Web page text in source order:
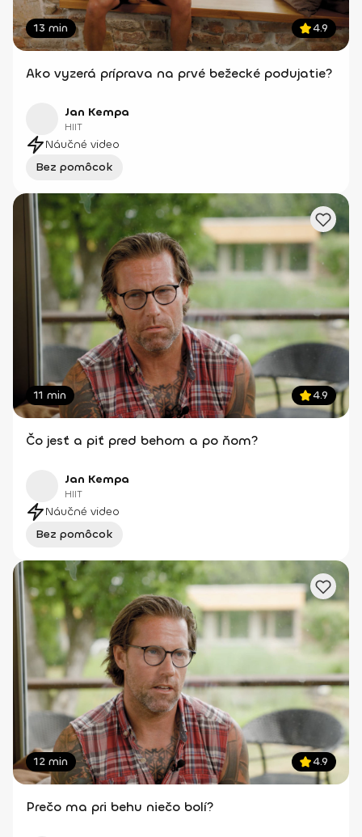
13 min 4.9
Ako vyzerá príprava na prvé bežecké podujatie?
Jan Kempa
HIIT
Náučné video
Bez pomôcok
11 min 4.9
Čo jesť a piť pred behom a po ňom?
Jan Kempa
HIIT
Náučné video
Bez pomôcok
12 min 4.9
Prečo ma pri behu niečo bolí?